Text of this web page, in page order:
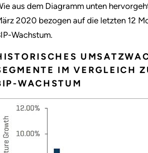
aus dem Diagramm unten
2020 bezogen auf die letzten 12
Wachstum.
IM VERGLEICH
WACHSTUM